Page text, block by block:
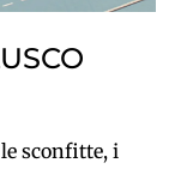
sconfitte, i